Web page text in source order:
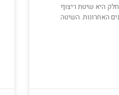
היא שיטת ריצוף
האחרונות. השיטה